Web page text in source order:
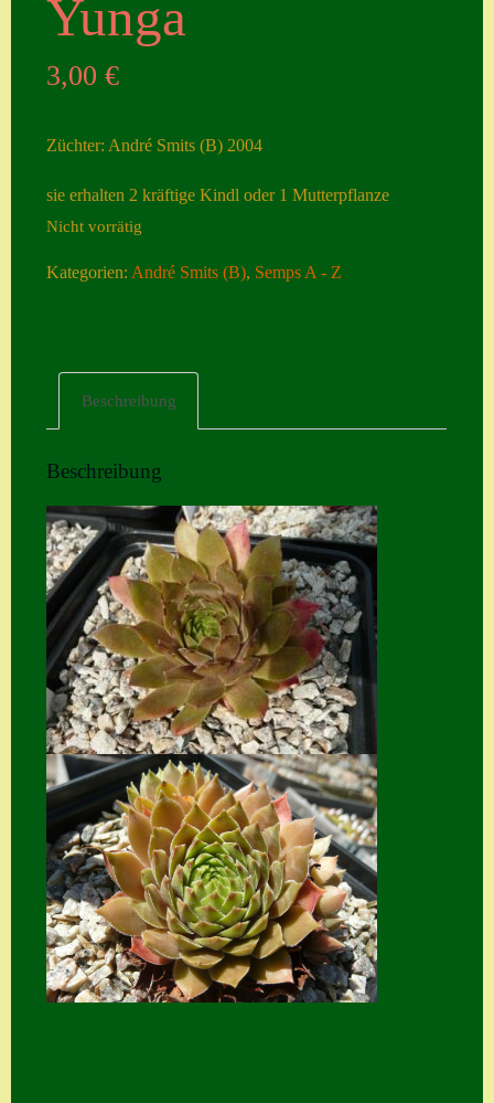
ngen
Neuheiten
Home
Hostas
Impressum
Kasse
Kontakt
Mein Konto
Naturformen
S. x nixonii
Semps die ich
suche
Semps von A – Z
Shop
Yunga
3,00€
Züchter: André Smits (B) 2004
sie erhalten 2 kräftige Kindl oder 1 Mutterpflanze
Nicht vorrätig
Kategorien:André Smits (B), Semps A - Z
Beschreibung
Beschreibung